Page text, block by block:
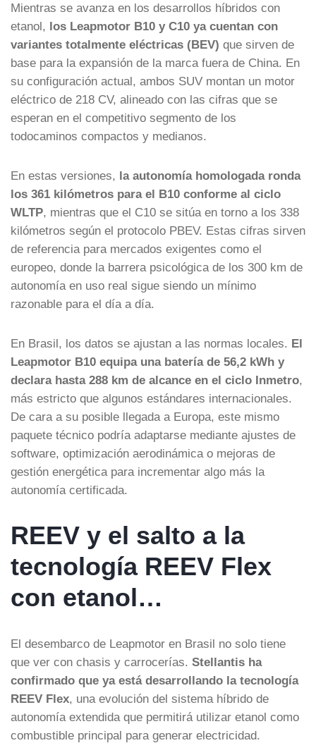
Mientras se avanza en los desarrollos híbridos con
etanol, los Leapmotor B10 y C10 ya cuentan con
variantes totalmente eléctricas (BEV) que sirven de
base para la expansión de la marca fuera de China. En
su configuración actual, ambos SUV montan un motor
eléctrico de 218 CV, alineado con las cifras que se
esperan en el competitivo segmento de los
todocaminos compactos y medianos.
En estas versiones, la autonomía homologada ronda
los 361 kilómetros para el B10 conforme al ciclo
WLTP, mientras que el C10 se sitúa en torno a los 338
kilómetros según el protocolo PBEV. Estas cifras sirven
de referencia para mercados exigentes como el
europeo, donde la barrera psicológica de los 300 km de
autonomía en uso real sigue siendo un mínimo
razonable para el día a día.
En Brasil, los datos se ajustan a las normas locales. El
Leapmotor B10 equipa una batería de 56,2 kWh y
declara hasta 288 km de alcance en el ciclo Inmetro,
más estricto que algunos estándares internacionales.
De cara a su posible llegada a Europa, este mismo
paquete técnico podría adaptarse mediante ajustes de
software, optimización aerodinámica o mejoras de
gestión energética para incrementar algo más la
autonomía certificada.
REEV y el salto a la
tecnología REEV Flex
con etanol…
El desembarco de Leapmotor en Brasil no solo tiene
que ver con chasis y carrocerías. Stellantis ha
confirmado que ya está desarrollando la tecnología
REEV Flex, una evolución del sistema híbrido de
autonomía extendida que permitirá utilizar etanol como
combustible principal para generar electricidad.